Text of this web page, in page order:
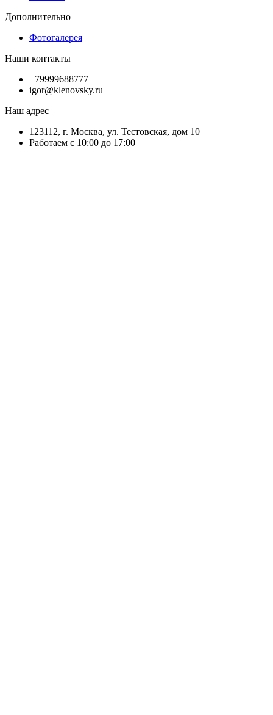
Дополнительно
Фотогалерея
Наши контакты
+79999688777
igor@klenovsky.ru
Наш адрес
123112, г. Москва, ул. Тестовская, дом 10
Работаем с 10:00 до 17:00